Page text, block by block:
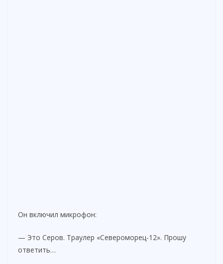
Он включил микрофон:
— Это Серов. Траулер «Североморец-12». Прошу
ответить…